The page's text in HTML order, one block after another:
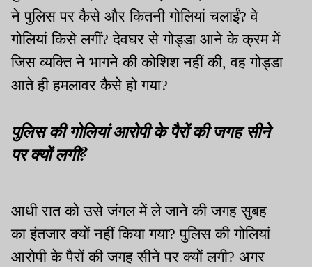
ने पुलिस पर कैसे और कितनी गोलियां चलाईं? वे
गोलियां किसे लगीं? देवघर से गोड्डा आने के क्रम में
जिस व्यक्ति ने भागने की कोशिश नहीं की, वह गोड्डा
आते ही हमलावर कैसे हो गया?
पुलिस की गोलियां आरोपी के पैरों की जगह सीने
पर क्यों लगी?
आधी रात को उसे जंगल में ले जाने की जगह सुबह
का इंतजार क्यों नहीं किया गया? पुलिस की गोलियां
आरोपी के पैरों की जगह सीने पर क्यों लगी? अगर